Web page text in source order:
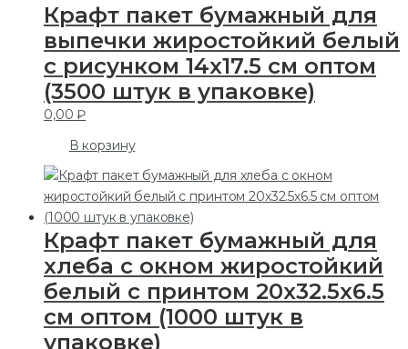
Крафт пакет бумажный для
выпечки жиростойкий белый
с рисунком 14х17.5 см оптом
(3500 штук в упаковке)
0,00₽
В корзину
Крафт пакет бумажный для
хлеба с окном жиростойкий
белый с принтом 20х32.5х6.5
см оптом (1000 штук в
упаковке)